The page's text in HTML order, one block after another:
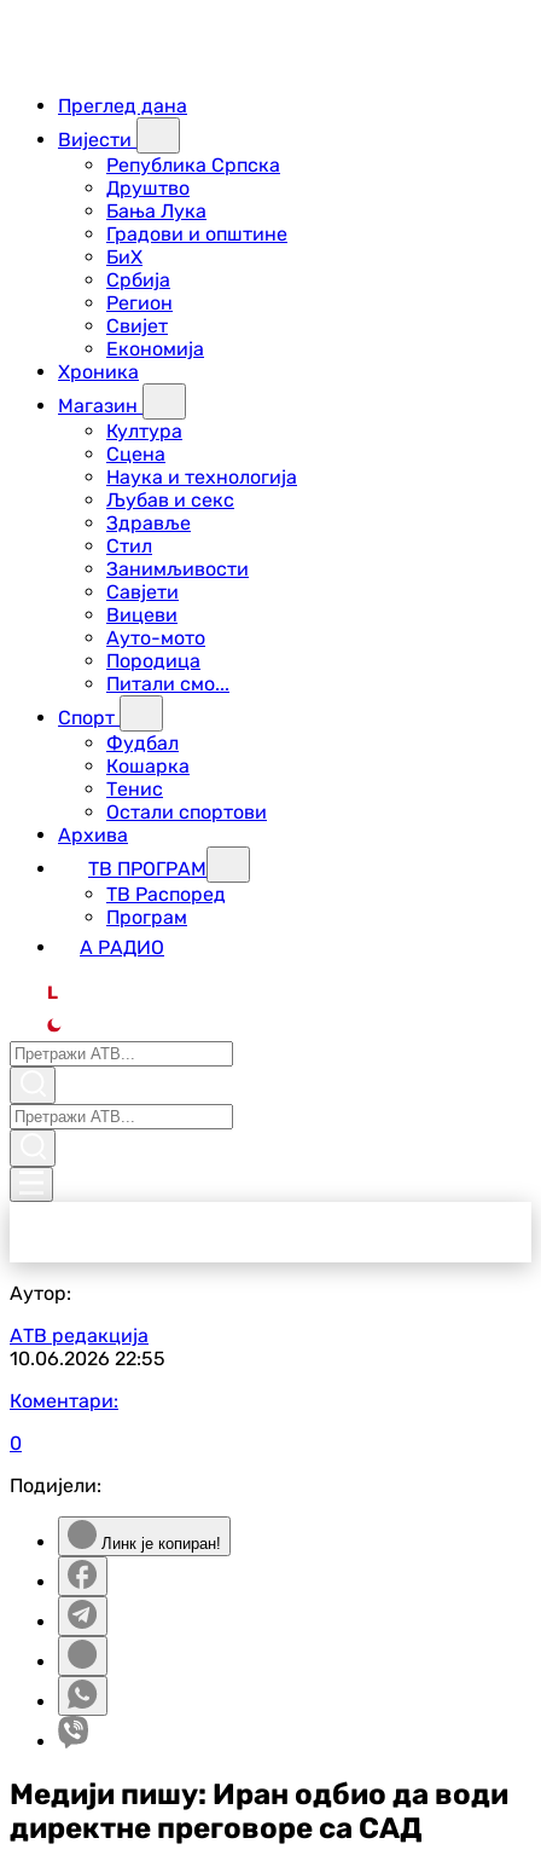
Преглед дана
Вијести
Република Српска
Друштво
Бања Лука
Градови и општине
БиХ
Србија
Регион
Свијет
Економија
Хроника
Магазин
Култура
Сцена
Наука и технологија
Љубав и секс
Здравље
Стил
Занимљивости
Савјети
Вицеви
Ауто-мото
Породица
Питали смо...
Спорт
Фудбал
Кошарка
Тенис
Остали спортови
Архива
ТВ ПРОГРАМ
ТВ Распоред
Програм
А РАДИО
L
Аутор:
АТВ редакција
10.06.2026 22:55
Коментари:
0
Подијели:
Линк је копиран!
Медији пишу: Иран одбио да води
директне преговоре са САД